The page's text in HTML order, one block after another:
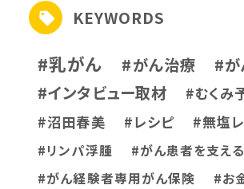
KEYWORDS
#乳がん #がん治療
#
#インタビュー取材
#むくみ
#沼田春美
#レシピ #無塩
#リンパ浮腫
#がん患者を支え
#がん経験者専用がん保険
#お